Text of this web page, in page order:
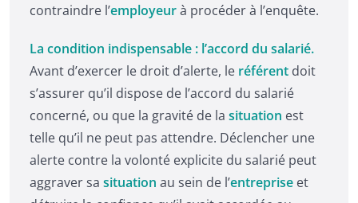
contraindre l’employeurà procéder à l’enquête.
La condition indispensable : l’accord du salarié.
Avant d’exercer le droit d’alerte, le référent doit
s’assurer qu’il dispose de l’accord du salarié
concerné, ou que la gravité de la situation est
telle qu’il ne peut pas attendre. Déclencher une
alerte contre la volonté explicite du salarié peut
aggraver sa situation au sein de l’entreprise et